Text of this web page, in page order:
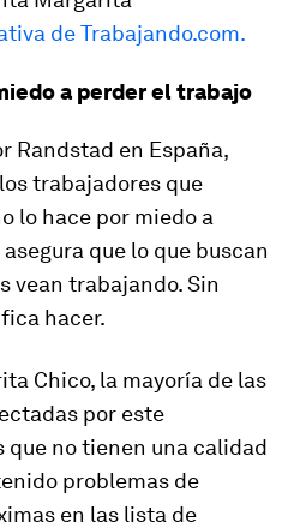
de Trabajando.com.
a perder el trabajo
Randstad en España,
trabajadores que
lo hace por miedo a
que lo que buscan
vean trabajando. Sin
hacer.
Chico, la mayoría de las
por este
que no tienen una calidad
problemas de
en las lista de